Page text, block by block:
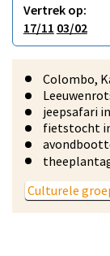
Vertrek op:
17/11 03/02
Colombo,
jeepsafari
fietstocht
Culturele